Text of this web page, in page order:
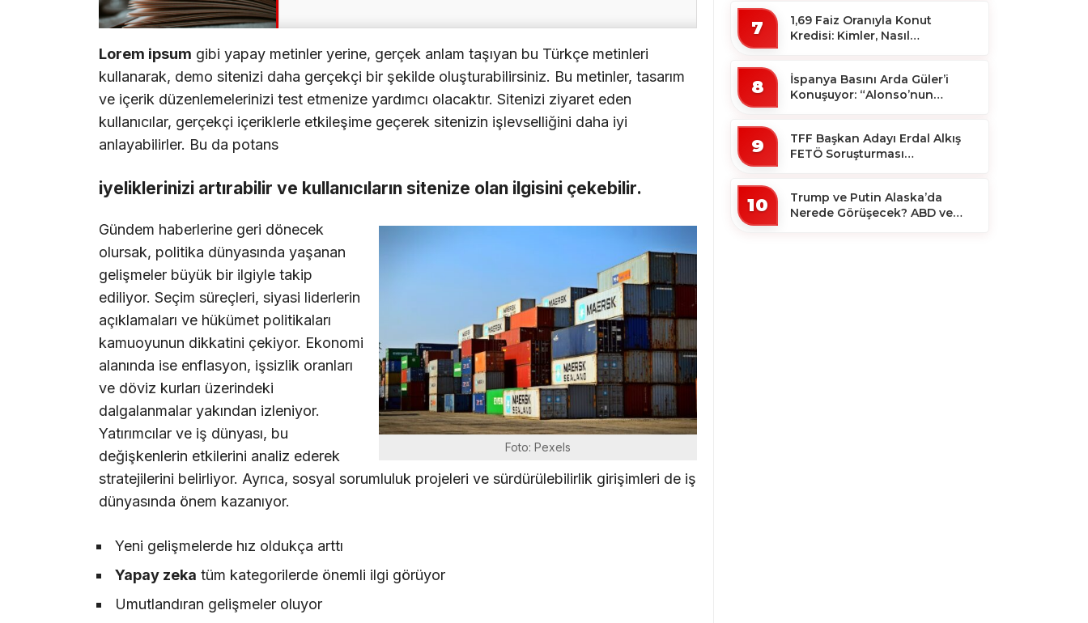
Lorem ipsum gibi yapay metinler yerine, gerçek anlam taşıyan bu Türkçe metinleri
kullanarak, demo sitenizi daha gerçekçi bir şekilde oluşturabilirsiniz. Bu metinler, tasarım
ve içerik düzenlemelerinizi test etmenize yardımcı olacaktır. Sitenizi ziyaret eden
kullanıcılar, gerçekçi içeriklerle etkileşime geçerek sitenizin işlevselliğini daha iyi
anlayabilirler. Bu da potans
iyeliklerinizi artırabilir ve kullanıcıların sitenize olan ilgisini çekebilir.
Foto: Pexels
Gündem haberlerine geri dönecek
olursak, politika dünyasında yaşanan
gelişmeler büyük bir ilgiyle takip
ediliyor. Seçim süreçleri, siyasi liderlerin
açıklamaları ve hükümet politikaları
kamuoyunun dikkatini çekiyor. Ekonomi
alanında ise enflasyon, işsizlik oranları
ve döviz kurları üzerindeki
dalgalanmalar yakından izleniyor.
Yatırımcılar ve iş dünyası, bu
değişkenlerin etkilerini analiz ederek
stratejilerini belirliyor. Ayrıca, sosyal sorumluluk projeleri ve sürdürülebilirlik girişimleri de iş
dünyasında önem kazanıyor.
Yeni gelişmelerde hız oldukça arttı
Yapay zeka tüm kategorilerde önemli ilgi görüyor
Umutlandıran gelişmeler oluyor
7
1,69 Faiz Oranıyla Konut
Kredisi: Kimler, Nasıl
8
İspanya Basını Arda Güler’i
Konuşuyor: “Alonso’nun
9
TFF Başkan Adayı Erdal Alkış
FETÖ Soruşturması
10
Trump ve Putin Alaska’da
Nerede Görüşecek? ABD ve